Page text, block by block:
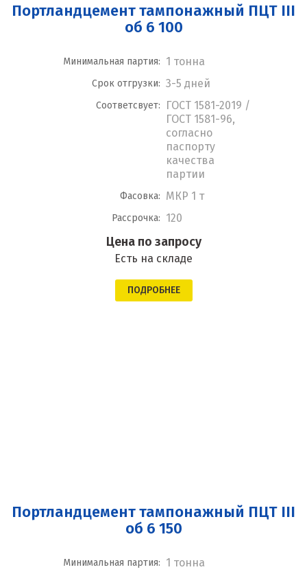
Портландцемент тампонажный ПЦТ III
об 6 100
Минимальная партия: 1 тонна
Срок отгрузки: 3-5 дней
Соответсвует:
ГОСТ 1581-2019 /
ГОСТ 1581-96,
согласно
паспорту
качества
партии
Фасовка: МКР 1 т
Рассрочка: 120
Цена по запросу
Есть на складе
ПОДРОБНЕЕ
Портландцемент тампонажный ПЦТ III
об 6 150
Минимальная партия: 1 тонна